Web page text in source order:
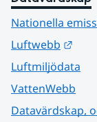
Nationella
Luftwebb
Luftmiljödata
VattenWebb
Datavärdskap,